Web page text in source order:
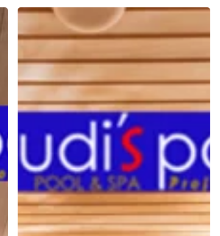
Kurangi
Risiko
HIPERTENSI
dengan
SAUNA